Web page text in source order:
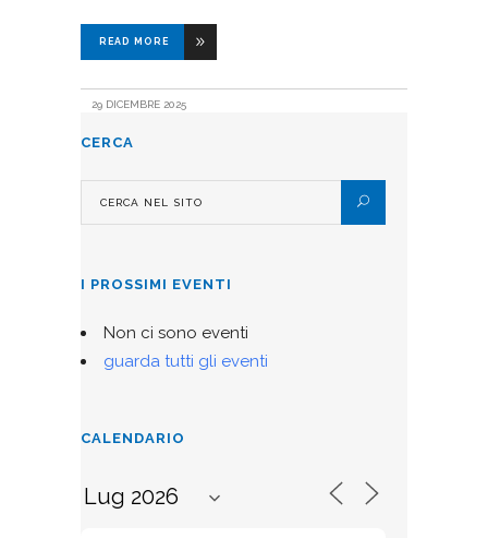
READ MORE
29 DICEMBRE 2025
CERCA
I PROSSIMI EVENTI
Non ci sono eventi
guarda tutti gli eventi
CALENDARIO